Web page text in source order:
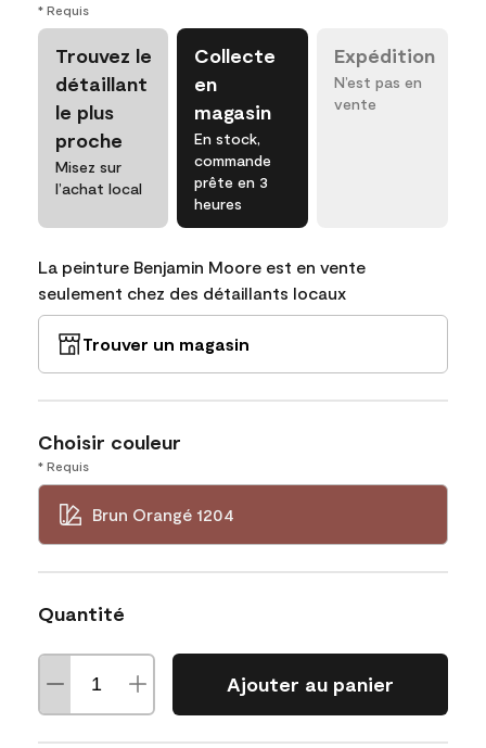
* Requis
Trouvez le
détaillant
le plus
proche
Misez sur
l’achat local
Collecte
en
magasin
En stock,
commande
prête en 3
heures
Expédition
N’est pas en
vente
La peinture Benjamin Moore est en vente
seulement chez des détaillants locaux
Trouver un magasin
Choisir couleur
* Requis
Brun Orangé 1204
Quantité
Ajouter au panier